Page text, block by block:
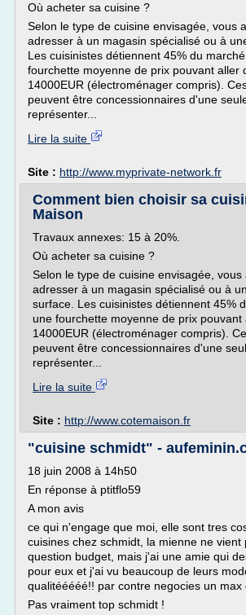
Où acheter sa cuisine ?
Selon le type de cuisine envisagée, vous
adresser à un magasin spécialisé ou à
Les cuisinistes détiennent 45% du
fourchette moyenne de prix pouvant aller
14000EUR (électroménager compris).
peuvent être concessionnaires d'une
représenter...
Lire la suite
Site : http://www.myprivate-network.fr
Comment bien choisir sa
Maison
Travaux annexes: 15 à 20%.
Où acheter sa cuisine ?
Selon le type de cuisine envisagée, vous
adresser à un magasin spécialisé ou à
surface. Les cuisinistes détiennent 45%
une fourchette moyenne de prix pouvant
14000EUR (électroménager compris).
peuvent être concessionnaires d'une
représenter...
Lire la suite
Site : http://www.cotemaison.fr
"cuisine schmidt" -
18 juin 2008 à 14h50
En réponse à ptitflo59
A mon avis
ce qui n'engage que moi, elle sont tres
cuisines chez schmidt, la mienne ne vient
question budget, mais j'ai une amie qui
pour eux et j'ai vu beaucoup de leurs
qualitééééé!! par contre negocies un max
Pas vraiment top schmidt !